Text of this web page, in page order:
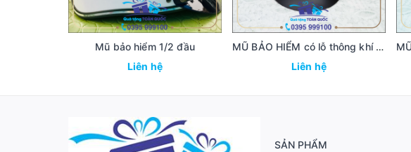
Mũ bảo hiểm 1/2 đầu
Liên hệ
MŨ BẢO HIỂM có lỗ thông khí - nón bảo hiểm cao cấp MBH44
Liên hệ
SẢN PHẨM